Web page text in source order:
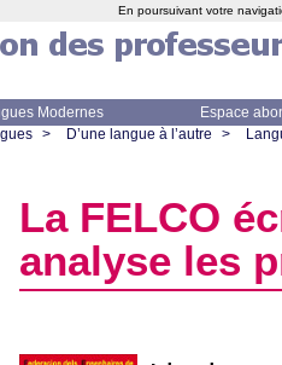
Modernes
Espace
> D’une langue à l’autre >
La FELCO
analyse les
En poursuivant votre